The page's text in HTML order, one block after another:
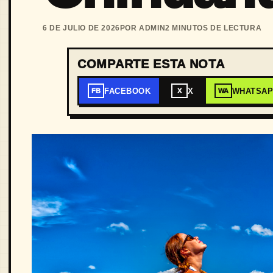
6 DE JULIO DE 2026 POR ADMIN2 MINUTOS DE LECTURA
COMPARTE ESTA NOTA
FB FACEBOOK X X WA